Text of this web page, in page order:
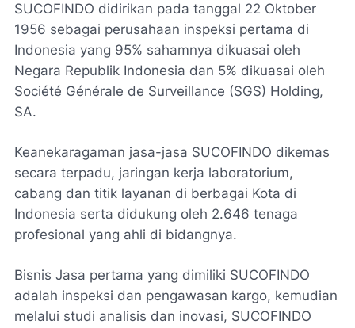
SUCOFINDO didirikan pada tanggal 22 Oktober
1956 sebagai perusahaan inspeksi pertama di
Indonesia yang 95% sahamnya dikuasai oleh
Negara Republik Indonesia dan 5% dikuasai oleh
Société Générale de Surveillance (SGS) Holding,
SA.
Keanekaragaman jasa-jasa SUCOFINDO dikemas
secara terpadu, jaringan kerja laboratorium,
cabang dan titik layanan di berbagai Kota di
Indonesia serta didukung oleh 2.646 tenaga
profesional yang ahli di bidangnya.
Bisnis Jasa pertama yang dimiliki SUCOFINDO
adalah inspeksi dan pengawasan kargo, kemudian
melalui studi analisis dan inovasi, SUCOFINDO